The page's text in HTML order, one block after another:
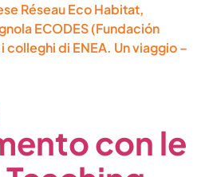
Réseau Eco Habitat,
ECODES (Fundación
colleghi di ENEA. Un viaggio –
con le